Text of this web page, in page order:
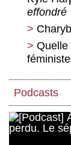
la
effondré
Quelle
Podcasts